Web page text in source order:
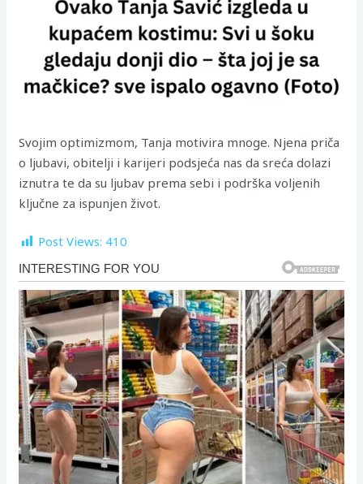
Svojim optimizmom, Tanja motivira mnoge. Njena priča
o ljubavi, obitelji i karijeri podsjeća nas da sreća dolazi
iznutra te da su ljubav prema sebi i podrška voljenih
ključne za ispunjen život.
Post Views: 410